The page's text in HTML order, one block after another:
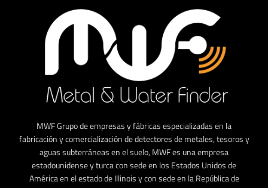
MWF Grupo de empresas y fábricas especializadas en la
fabricación y comercialización de detectores de metales, tesoros y
aguas subterráneas en el suelo, MWF es una empresa
estadounidense y turca con sede en los Estados Unidos de
América en el estado de Illinois y con sede en la República de